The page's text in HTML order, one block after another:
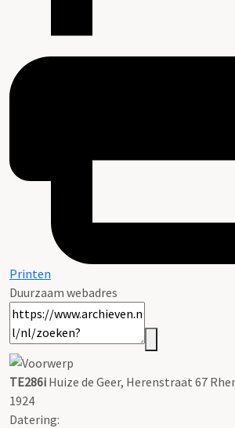
Printen
Duurzaam webadres
TE286i Huize de Geer, Herenstraat 67
1924
Datering: